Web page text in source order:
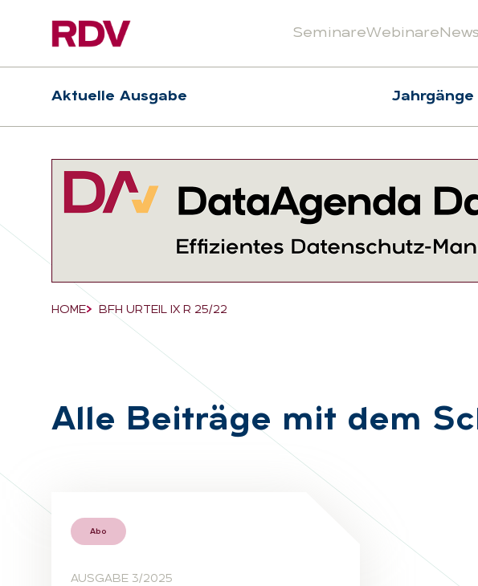
Suchfeld
SeminareWebinare
Hauptnavigation
Aktuelle Ausgabe Jahrgänge
Breadcrumb-Navigation
HOME BFH URTEIL IX R 25/22
Alle Bei­trä­ge mit dem
Abo
AUSGABE 3/2025